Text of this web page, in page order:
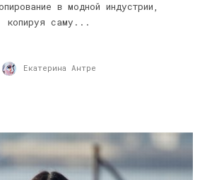
в модной индустрии,
копируя саму...
Екатерина Антре